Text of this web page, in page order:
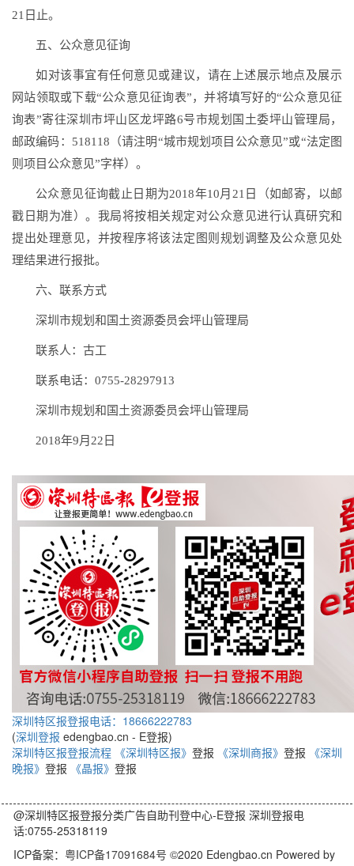
21日止。
五、公众意见征询
如对该事宜有任何意见或建议，请在上述展示地点及展示
网站领取或下载“公众意见征询表”，并将填写好的“公众意见征
询表”寄往深圳市坪山区龙坪路6号市规划国土委坪山管理局，
邮政编码：518118（请注明“城市规划项目公众意见”或“法定图
则项目公众意见”字样）。
公众意见征询截止日期为2018年10月21日（如邮寄，以邮
戳日期为准）。我局将按相关规定对公众意见进行认真研究和
提出处理意见，并按程序将该法定图则规划调整及公众意见处
理结果进行报批。
六、联系方式
深圳市规划和国土资源委员会坪山管理局
联系人：古工
联系电话：0755-28297913
深圳市规划和国土资源委员会坪山管理局
2018年9月22日
深圳特区报登报电话：18666222783
(深圳登报 edengbao.cn - E登报)
深圳特区报登报流程 《深圳特区报》 登报 《深圳商报》 登报 《深圳
晚报》 登报 《晶报》 登报
@深圳特区报登报分类广告自助刊登中心-E登报 深圳登报电
话:0755-25318119
ICP备案： 粤ICP备17091684号 ©2020 Edengbao.cn Powered by